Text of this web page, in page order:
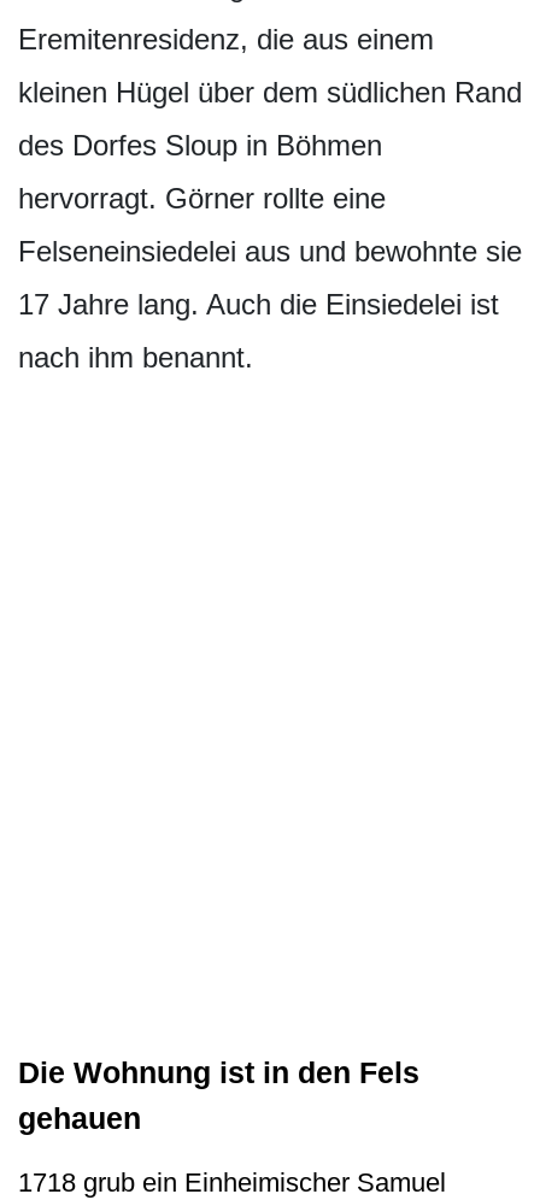
Eremitenresidenz, die aus einem
kleinen Hügel über dem südlichen Rand
des Dorfes Sloup in Böhmen
hervorragt. Görner rollte eine
Felseneinsiedelei aus und bewohnte sie
17 Jahre lang. Auch die Einsiedelei ist
nach ihm benannt.
Die Wohnung ist in den Fels
gehauen
1718 grub ein Einheimischer Samuel